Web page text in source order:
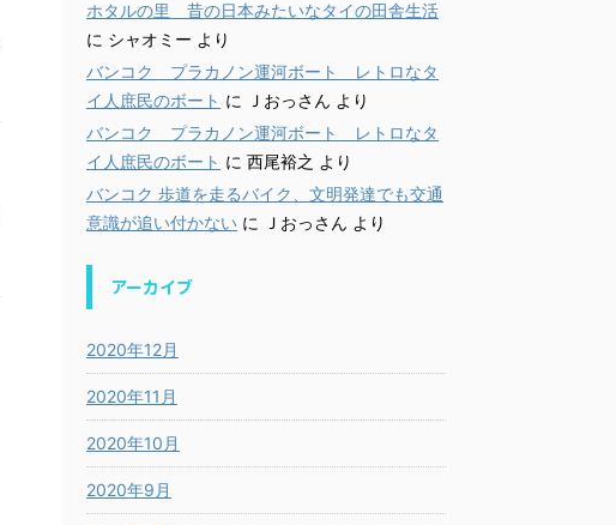
ホタルの里 昔の日本みたいなタイの田舎生活
に シャオミー より
バンコク プラカノン運河ボート レトロなタ
イ人庶民のボート に Ｊおっさん より
バンコク プラカノン運河ボート レトロなタ
イ人庶民のボート に 西尾裕之 より
バンコク 歩道を走るバイク、文明発達でも交通
意識が追い付かない に Ｊおっさん より
アーカイブ
2020年12月
2020年11月
2020年10月
2020年9月